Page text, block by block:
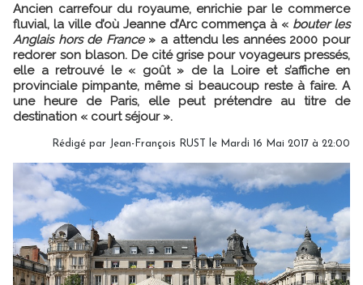
Ancien carrefour du royaume, enrichie par le commerce
fluvial, la ville d’où Jeanne d’Arc commença à « bouter les
Anglais hors de France» a attendu les années 2000 pour
redorer son blason. De cité grise pour voyageurs pressés,
elle a retrouvé le « goût » de la Loire et s’affiche en
provinciale pimpante, même si beaucoup reste à faire. A
une heure de Paris, elle peut prétendre au titre de
destination « court séjour ».
Rédigé par Jean-François RUST le Mardi 16 Mai 2017 à 22:00